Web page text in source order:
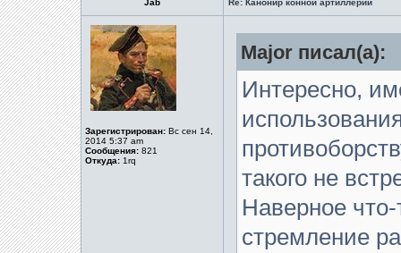
Jab Re: Канонир конной артиллерии
Зарегистрирован: Вс сен 14,
2014 5:37 am
Сообщения: 821
Откуда: 1rq
Major писал(а):
Интересно,
такого не
Наверное
стремление